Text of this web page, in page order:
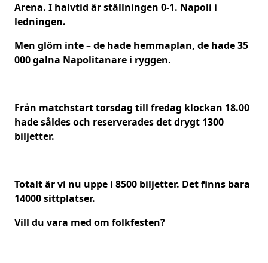
Arena. I halvtid är ställningen 0-1. Napoli i
ledningen.
Men glöm inte – de hade hemmaplan, de hade 35
000 galna Napolitanare i ryggen.
Från matchstart torsdag till fredag klockan 18.00
hade såldes och reserverades det drygt 1300
biljetter.
Totalt är vi nu uppe i 8500 biljetter. Det finns bara
14000 sittplatser.
Vill du vara med om folkfesten?